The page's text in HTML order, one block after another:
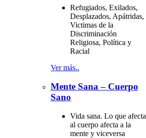
Refugiados, Exilados,
Desplazados, Apátridas,
Victimas de la
Discriminación
Religiosa, Política y
Racial
Ver más..
Mente Sana – Cuerpo
Sano
Vida sana. Lo que afecta
al cuerpo afecta a la
mente y viceversa